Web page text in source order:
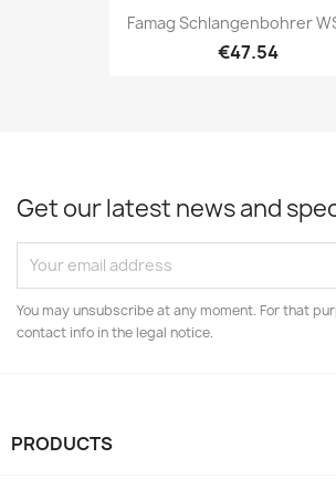
Famag Schlangenbohrer
€47.54
Get our latest news and
You may unsubscribe at any moment. For that
contact info in the legal notice.
PRODUCTS